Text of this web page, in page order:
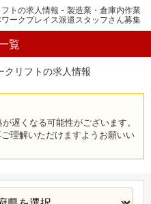
トの求人情報 - 製造業・倉庫内作業
ークプレイス派遣スタッフさん募集
覧
クリフトの求人情報
遅くなる可能性がございます。
理解いただけますようお願いい